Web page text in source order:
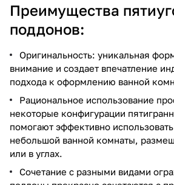
Преимущества
поддонов:
Оригинальность: уникальная
внимание и создает впечатление
подхода к оформлению ванной
Рациональное использование
некоторые конфигурации
помогают эффективно
небольшой ванной комнаты,
или в углах.
Сочетание с разными видами